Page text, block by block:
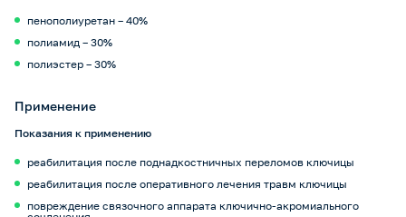
пенополиуретан – 40%
полиамид – 30%
полиэстер – 30%
Применение
Показания к применению
реабилитация после поднадкостничных переломов ключицы
реабилитация после оперативного лечения травм ключицы
повреждение связочного аппарата ключично-акромиального